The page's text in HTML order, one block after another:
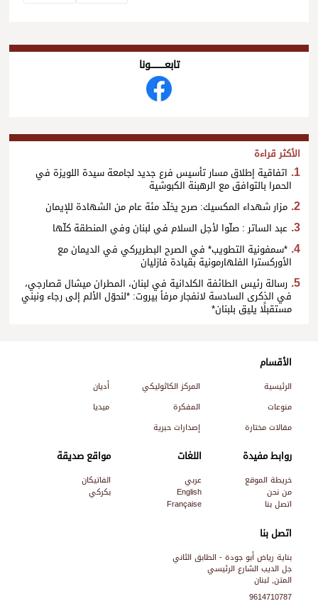
تابعــــــــــونا
الأكثر قراءة
اتفاقية إطلاق مسار تأسيس فرع جديد لجامعة سيدة اللويزة في
الحمرا بالتوافق مع الرهبنة الكبوشية
مزار شهداء المكسيك: صرح يخلّد مئة عام من الشهادة للإيمان
عبد الساتر : صلّوا لأجل السلام في لبنان وفي المنطقة كلّها
*سمفونية التطويب* في الصرح البطريركي في الديمان مع
الأوركسترا الفلهارمونية بقيادة فازليان
رسالة رئيس الطائفة الكلدانية في لبنان، المطران ميشال قصارجي،
في الذكرى السادسة لانفجار مرفأ بيروت: *لنحوّل الألم إلى رجاء ونبني
مستقبلًا يليق بلبنان*
اتصل بنا
بناية رياض أبو جودة - الطابق الثاني
جل الديب الشارع الرئيسي
المتن, لبنان
9614710787
الأقسام
الرئيسية المركز الكاثوليكي
أديان
منوعات
المفكرة
ميديا
مقالات مختارة
إصدارات حبرية
روابط مفيدة
خريطة الموقع
من نحن
اتصل بنا
اللغات
عربي
English
Française
مواقع صديقة
الفاتيكان
بكركي